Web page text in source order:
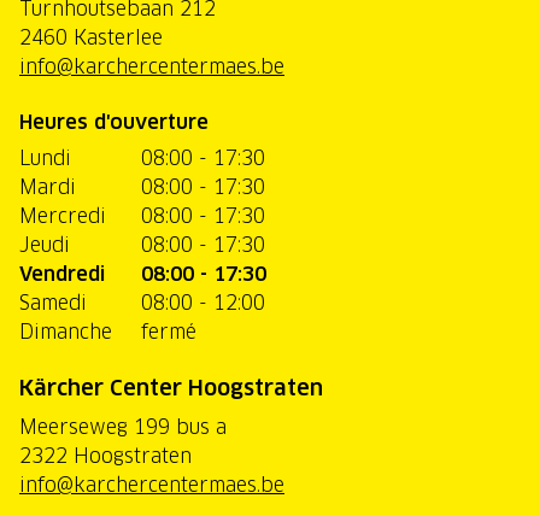
Turnhoutsebaan 212
2460 Kasterlee
info@karchercentermaes.be
Heures d'ouverture
Lundi
08:00 - 17:30
Mardi
08:00 - 17:30
Mercredi
08:00 - 17:30
Jeudi
08:00 - 17:30
Vendredi
08:00 - 17:30
Samedi
08:00 - 12:00
Dimanche
fermé
Kärcher Center Hoogstraten
Meerseweg 199 bus a
2322 Hoogstraten
info@karchercentermaes.be